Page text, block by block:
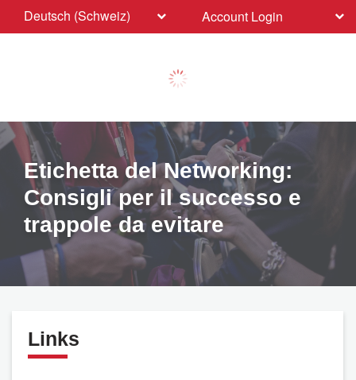
Deutsch (Schweiz) Account Login
Etichetta del Networking:
Consigli per il successo e
trappole da evitare
Links